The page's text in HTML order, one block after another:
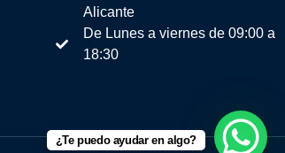
Alicante
De Lunes a viernes de 09:00 a
18:30
¿Te puedo ayudar en algo?